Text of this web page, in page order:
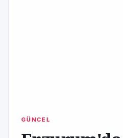
GÜNCEL